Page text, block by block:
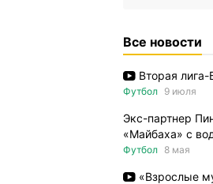
Все новости
Вторая
Футбол 9 июля
Экс-партнер
«Майбаха» с
Футбол 8 мая
«Взрослые